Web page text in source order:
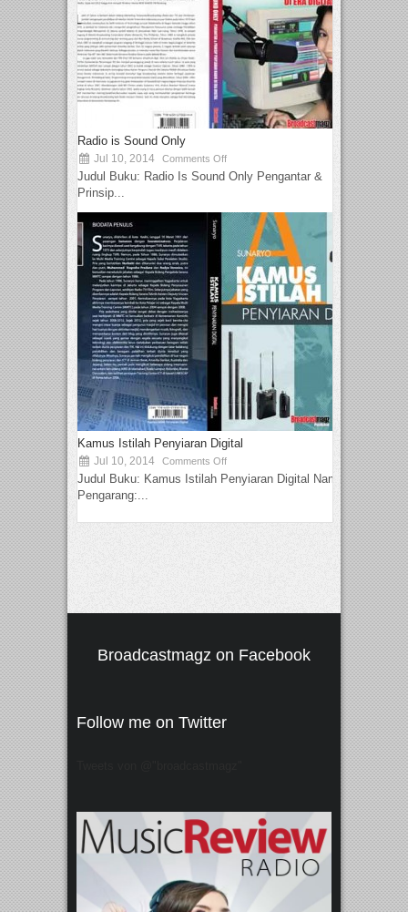
Radio is Sound Only
Jul 10, 2014 Comments Off
Judul Buku: Radio Is Sound Only Pengantar &
Prinsip...
Kamus Istilah Penyiaran Digital
Jul 10, 2014 Comments Off
Judul Buku: Kamus Istilah Penyiaran Digital Nama
Pengarang:...
Broadcastmagz on Facebook
Follow me on Twitter